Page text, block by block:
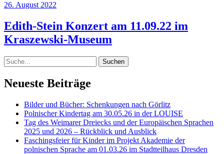
26. August 2022
Edith-Stein Konzert am 11.09.22 im
Kraszewski-Museum
Suche
Neueste Beiträge
Bilder und Bücher: Schenkungen nach Görlitz
Polnischer Kindertag am 30.05.26 in der LOUISE
Tag des Weimarer Dreiecks und der Europäischen Sprachen
2025 und 2026 – Rückblick und Ausblick
Faschingsfeier für Kinder im Projekt Akademie der
polnischen Sprache am 01.03.26 im Stadtteilhaus Dresden